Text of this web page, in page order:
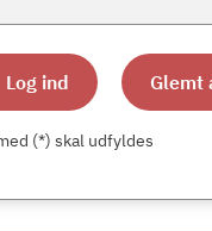
Log ind Glemt
(*) skal udfyldes